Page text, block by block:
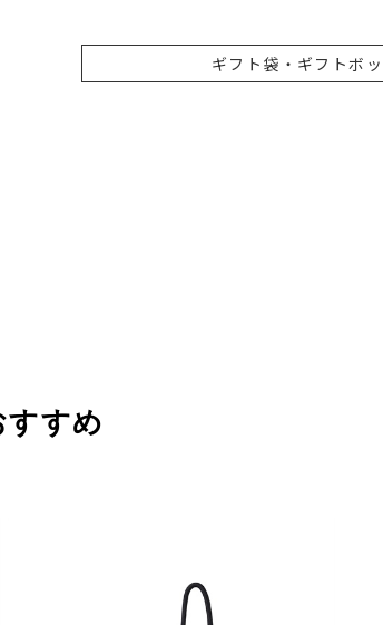
ギフト袋・ギフトボ
すすめ